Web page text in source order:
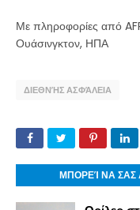
Με πληροφορίες από
Ουάσινγκτον, ΗΠΑ
ΔΙΕΘΝΉΣ ΑΣΦΆΛΕΙΑ
ΜΠΟΡΕΊ ΝΑ ΣΑΣ